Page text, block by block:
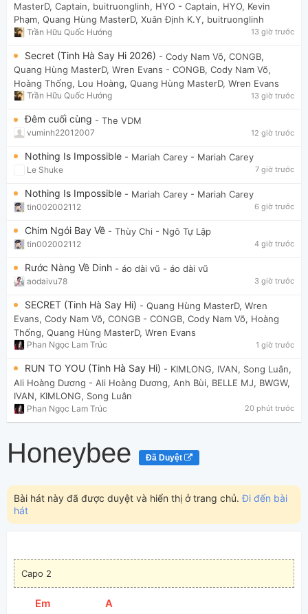
MasterD, Captain, buitruonglinh, HYO - Captain, HYO, Kevin
Phạm, Quang Hùng MasterD, Xuân Định K.Y, buitruonglinh
Trần Hữu Quốc Hướng 13 giờ trước
Secret (Tinh Hà Say Hi 2026) - Cody Nam Võ, CONGB,
Quang Hùng MasterD, Wren Evans - CONGB, Cody Nam Võ,
Hoàng Thống, Lou Hoàng, Quang Hùng MasterD, Wren Evans
Trần Hữu Quốc Hướng 13 giờ trước
Đêm cuối cùng - The VDM
vuminh22012007 12 giờ trước
Nothing Is Impossible - Mariah Carey - Mariah Carey
Le Shuke 7 giờ trước
Nothing Is Impossible - Mariah Carey - Mariah Carey
tin002002112 6 giờ trước
Chim Ngói Bay Về - Thùy Chi - Ngô Tự Lập
tin002002112 4 giờ trước
Rước Nàng Về Dinh - áo dài vũ - áo dài vũ
aodaivu78 3 giờ trước
SECRET (Tinh Hà Say Hi) - Quang Hùng MasterD, Wren
Evans, Cody Nam Võ, CONGB - CONGB, Cody Nam Võ, Hoàng
Thống, Quang Hùng MasterD, Wren Evans
Phan Ngọc Lam Trúc 1 giờ trước
RUN TO YOU (Tinh Hà Say Hi) - KIMLONG, IVAN, Song Luân,
Ali Hoàng Dương - Ali Hoàng Dương, Anh Bùi, BELLE MJ, BWGW,
IVAN, KIMLONG, Song Luân
Phan Ngọc Lam Trúc 20 phút trước
Honeybee Đã Duyệt
Bài hát này đã được duyệt và hiển thị ở trang chủ.Đi đến bài
hát
Capo 2
[Em [
A